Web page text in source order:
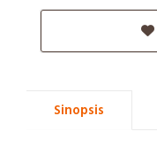
Sinopsis